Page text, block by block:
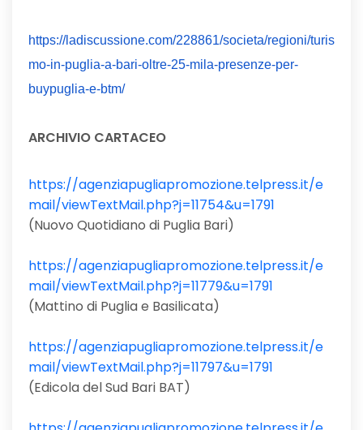
https://ladiscussione.com/228861/societa/regioni/turis
mo-in-puglia-a-bari-oltre-25-mila-presenze-per-
buypuglia-e-btm/
ARCHIVIO CARTACEO
https://agenziapugliapromozione.telpress.it/e
mail/viewTextMail.php?j=11754&u=1791
(Nuovo Quotidiano di Puglia Bari)
https://agenziapugliapromozione.telpress.it/e
mail/viewTextMail.php?j=11779&u=1791
(Mattino di Puglia e Basilicata)
https://agenziapugliapromozione.telpress.it/e
mail/viewTextMail.php?j=11797&u=1791
(Edicola del Sud Bari BAT)